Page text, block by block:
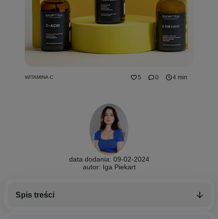
WITAMINA C 5 0 4 min
data dodania: 09-02-2024
autor: Iga Piekart
Spis treści